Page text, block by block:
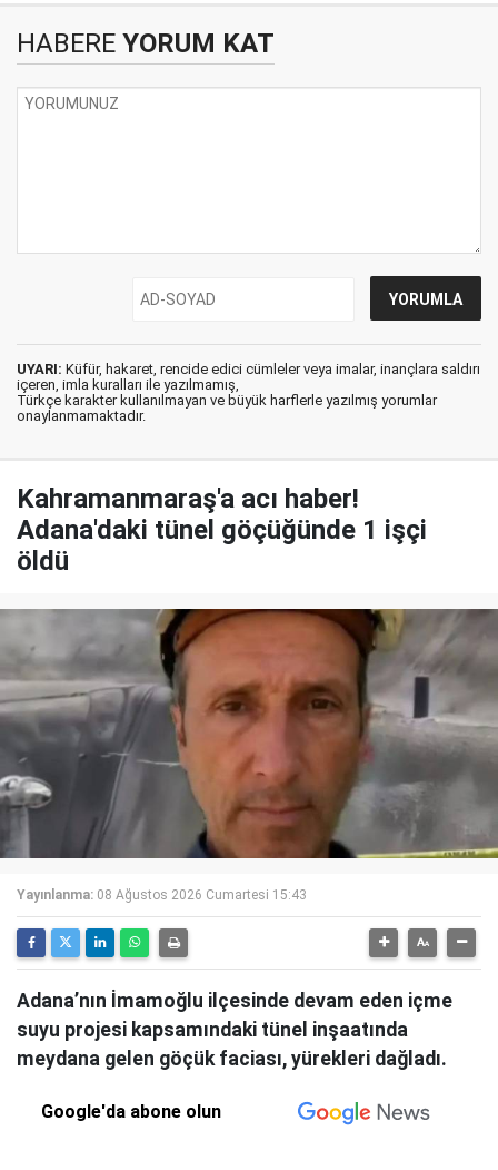
HABERE YORUM KAT
UYARI: Küfür, hakaret, rencide edici cümleler veya imalar, inançlara saldırı
içeren, imla kuralları ile yazılmamış,
Türkçe karakter kullanılmayan ve büyük harflerle yazılmış yorumlar
onaylanmamaktadır.
Kahramanmaraş'a acı haber!
Adana'daki tünel göçüğünde 1 işçi
öldü
Yayınlanma: 08 Ağustos 2026 Cumartesi 15:43
Adana’nın İmamoğlu ilçesinde devam eden içme
suyu projesi kapsamındaki tünel inşaatında
meydana gelen göçük faciası, yürekleri dağladı.
Google'da abone olun